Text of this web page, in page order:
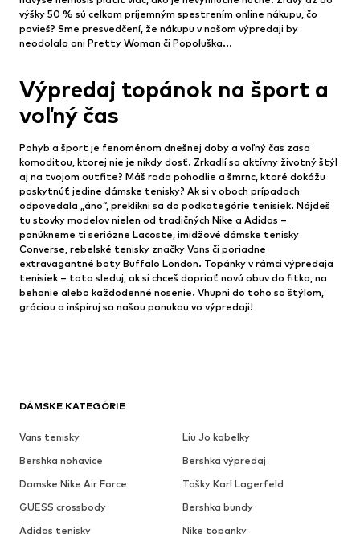
DÁMSKE KATEGÓRIE
Vans tenisky
Liu Jo kabelky
Bershka nohavice
Bershka výpredaj
Damske Nike Air Force
Tašky Karl Lagerfeld
GUESS crossbody
Bershka bundy
Adidas tenisky
Nike topanky
výšky 50 % sú celkom príjemným spestrením online nákupu, čo
povieš? Sme presvedčení, že nákupu v našom výpredaji by
neodolala ani Pretty Woman či Popoluška...
Výpredaj topánok na šport a
voľný čas
Pohyb a šport je fenoménom dnešnej doby a voľný čas zasa
komoditou, ktorej nie je nikdy dosť. Zrkadlí sa aktívny životný štýl
aj na tvojom outfite? Máš rada pohodlie a šmrnc, ktoré dokážu
poskytnúť jedine dámske tenisky? Ak si v oboch prípadoch
odpovedala „áno“, preklikni sa do podkategórie tenisiek. Nájdeš
tu stovky modelov nielen od tradičných Nike a Adidas –
ponúkneme ti seriózne Lacoste, imidžové dámske tenisky
Converse, rebelské tenisky značky Vans či poriadne
extravagantné boty Buffalo London. Topánky v rámci výpredaja
tenisiek – toto sleduj, ak si chceš dopriať novú obuv do fitka, na
behanie alebo každodenné nosenie. Vhupni do toho so štýlom,
gráciou a inšpiruj sa našou ponukou vo výpredaji!